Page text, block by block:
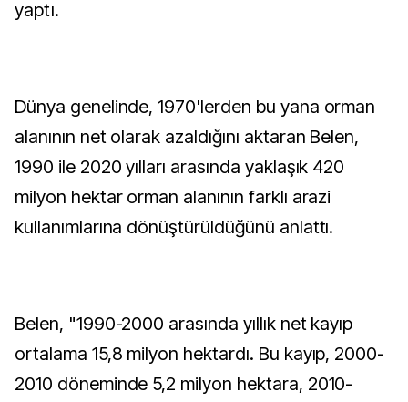
yaptı.
Dünya genelinde, 1970'lerden bu yana orman
alanının net olarak azaldığını aktaran Belen,
1990 ile 2020 yılları arasında yaklaşık 420
milyon hektar orman alanının farklı arazi
kullanımlarına dönüştürüldüğünü anlattı.
Belen, "1990-2000 arasında yıllık net kayıp
ortalama 15,8 milyon hektardı. Bu kayıp, 2000-
2010 döneminde 5,2 milyon hektara, 2010-